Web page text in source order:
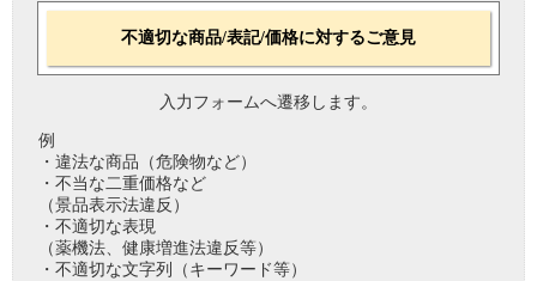
不適切な商品/表記/価格に対するご意見
入力フォームへ遷移します。
例
・違法な商品（危険物など）
・不当な二重価格など
（景品表示法違反）
・不適切な表現
（薬機法、健康増進法違反等）
・不適切な文字列（キーワード等）